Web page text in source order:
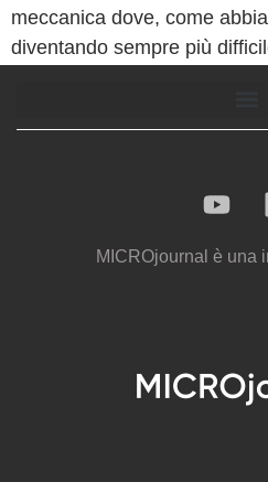
meccanica dove, come
diventando sempre più
MICROjournal è una